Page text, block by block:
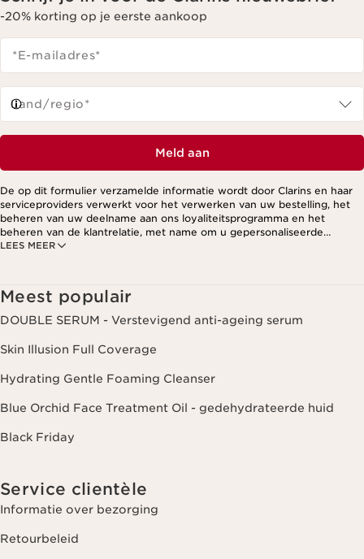
-20% korting op je eerste aankoop
*E-mailadres*
Land/regio*
Meld aan
LEES MEER
De op dit formulier verzamelde informatie wordt door Clarins en haar
serviceproviders verwerkt voor het verwerken van uw bestelling, het
beheren van uw deelname aan ons loyaliteitsprogramma en het
beheren van de klantrelatie, met name om u gepersonaliseerde
aanbiedingen te kunnen sturen op basis van uw eerdere aankopen en
Meest populair
DOUBLE SERUM - Verstevigend anti-ageing serum
Skin Illusion Full Coverage
Hydrating Gentle Foaming Cleanser
Blue Orchid Face Treatment Oil - gedehydrateerde huid
Black Friday
Service clientèle
Informatie over bezorging
Retourbeleid